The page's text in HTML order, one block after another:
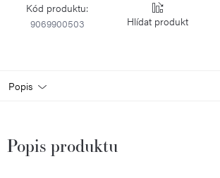
Kód produktu:
9069900503
Hlídat
Popis
Popis produktu